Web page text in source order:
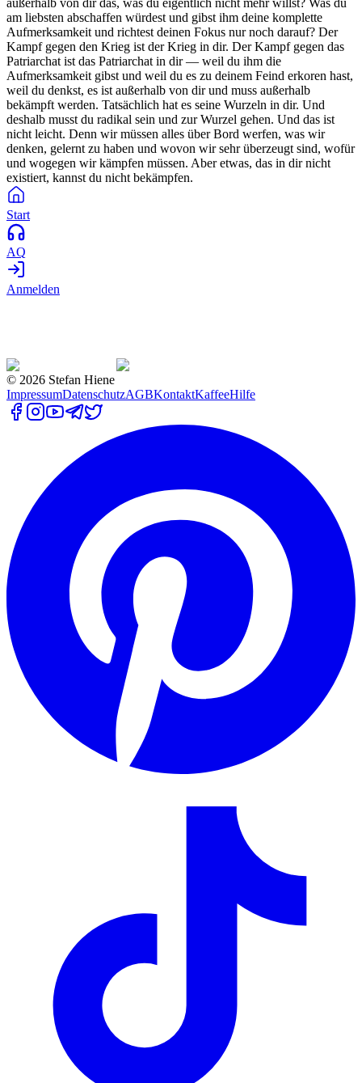
außerhalb von dir das, was du eigentlich nicht mehr willst? Was du
am liebsten abschaffen würdest und gibst ihm deine komplette
Aufmerksamkeit und richtest deinen Fokus nur noch darauf? Der
Kampf gegen den Krieg ist der Krieg in dir. Der Kampf gegen das
Patriarchat ist das Patriarchat in dir — weil du ihm die
Aufmerksamkeit gibst und weil du es zu deinem Feind erkoren hast,
weil du denkst, es ist außerhalb von dir und muss außerhalb
bekämpft werden. Tatsächlich hat es seine Wurzeln in dir. Und
deshalb musst du radikal sein und zur Wurzel gehen. Und das ist
nicht leicht. Denn wir müssen alles über Bord werfen, was wir
denken, gelernt zu haben und wovon wir sehr überzeugt sind, wofür
und wogegen wir kämpfen müssen. Aber etwas, das in dir nicht
existiert, kannst du nicht bekämpfen.
Start
AQ
Anmelden
© 2026 Stefan Hiene
ImpressumDatenschutzAGBKontaktKaffeeHilfe